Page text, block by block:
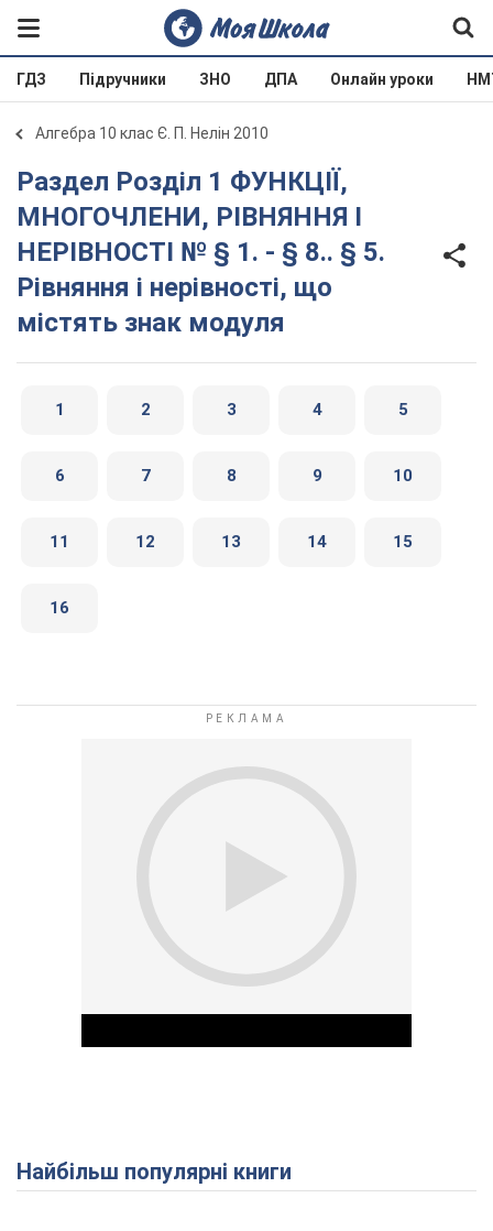
ГДЗ Підручники ЗНО ДПА Онлайн уроки
Алгебра 10 клас Є. П. Нелін 2010
Раздел Розділ 1 ФУНКЦІЇ,
МНОГОЧЛЕНИ, РІВНЯННЯ І
НЕРІВНОСТІ № § 1. - § 8.. § 5.
Рівняння і нерівності, що
містять знак модуля
1 2 3 4 5
6 7 8 9 10
11 12 13 14 15
16
Play Video
Найбільш популярні книги